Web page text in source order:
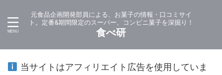
元食品企画開発部員による、お菓子の情報・口コミサイ
ト。定番&期間限定のスーパー、コンビニ菓子を深掘り！
食べ研
当サイトはアフィリエイト広告を使用していま